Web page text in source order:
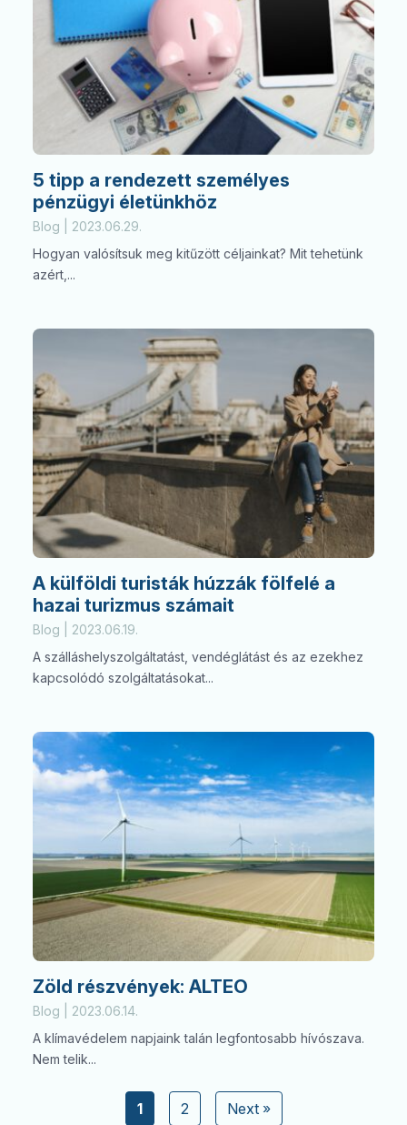
5 tipp a rendezett személyes
pénzügyi életünkhöz
Blog | 2023.06.29.
Hogyan valósítsuk meg kitűzött céljainkat? Mit tehetünk
azért,...
A külföldi turisták húzzák fölfelé a
hazai turizmus számait
Blog | 2023.06.19.
A szálláshelyszolgáltatást, vendéglátást és az ezekhez
kapcsolódó szolgáltatásokat...
Zöld részvények: ALTEO
Blog | 2023.06.14.
A klímavédelem napjaink talán legfontosabb hívószava.
Nem telik...
1 2 Next »